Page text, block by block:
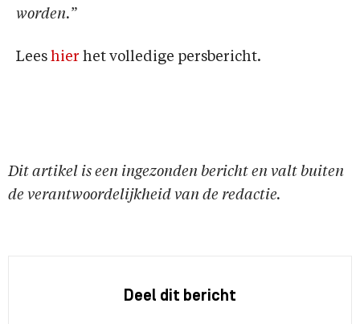
worden.”
Lees hier het volledige persbericht.
Dit artikel is een ingezonden bericht en valt buiten
de verantwoordelijkheid van de redactie.
Deel dit bericht